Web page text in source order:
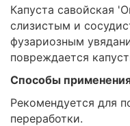
Капуста савойская
слизистым и
фузариозным
повреждается
Способы
Рекомендуется для
переработки.